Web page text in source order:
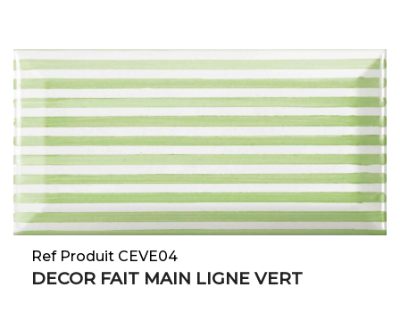
Ref Produit CEVE04
DECOR FAIT MAIN LIGNE VERT